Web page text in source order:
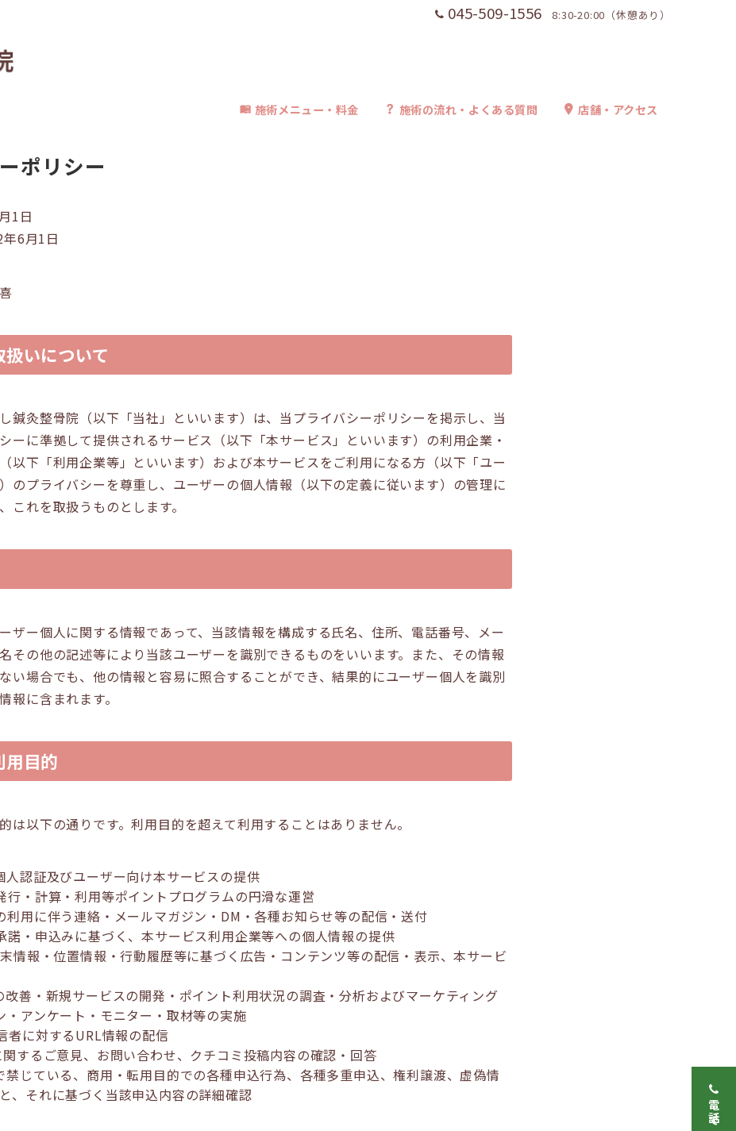
045-509-1556 8:30-20:00（休憩あり）
施術メニュー・料金 施術の流れ・よくある質問 店舗・アクセス
ポリシー
1日
6月1日
いについて
鍼灸整骨院（以下「当社」といいます）は、当プライバシーポリシーを掲示し、当
ーに準拠して提供されるサービス（以下「本サービス」といいます）の利用企業・
以下「利用企業等」といいます）および本サービスをご利用になる方（以下「ユー
のプライバシーを尊重し、ユーザーの個人情報（以下の定義に従います）の管理に
これを取扱うものとします。
ザー個人に関する情報であって、当該情報を構成する氏名、住所、電話番号、メー
その他の記述等により当該ユーザーを識別できるものをいいます。また、その情報
い場合でも、他の情報と容易に照合することができ、結果的にユーザー個人を識別
報に含まれます。
用目的
は以下の通りです。利用目的を超えて利用することはありません。
人認証及びユーザー向け本サービスの提供
行・計算・利用等ポイントプログラムの円滑な運営
利用に伴う連絡・メールマガジン・DM・各種お知らせ等の配信・送付
諾・申込みに基づく、本サービス利用企業等への個人情報の提供
情報・位置情報・行動履歴等に基づく広告・コンテンツ等の配信・表示、本サービ
改善・新規サービスの開発・ポイント利用状況の調査・分析およびマーケティング
・アンケート・モニター・取材等の実施
者に対するURL情報の配信
するご意見、お問い合わせ、クチコミ投稿内容の確認・回答
禁じている、商用・転用目的での各種申込行為、各種多重申込、権利譲渡、虚偽情
、それに基づく当該申込内容の詳細確認